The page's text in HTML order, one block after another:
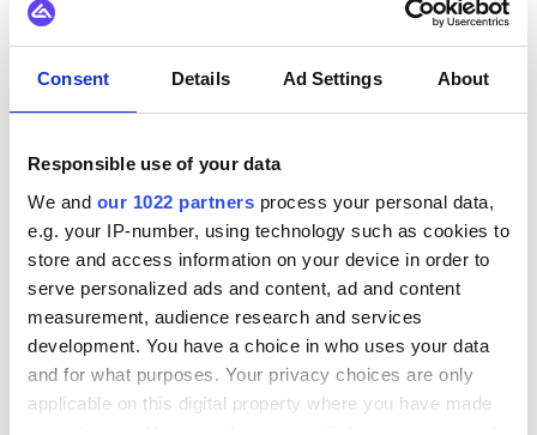
Consent Details Ad Settings About
Responsible use of your data
We and our 1022 partners process your personal data,
e.g. your IP-number, using technology such as cookies to
store and access information on your device in order to
serve personalized ads and content, ad and content
measurement, audience research and services
development. You have a choice in who uses your data
and for what purposes. Your privacy choices are only
applicable on this digital property where you have made
Plus de 200 organisations du monde
entier nous font confiance